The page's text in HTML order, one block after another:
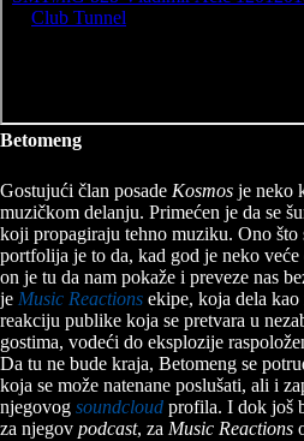
Betomeng
Gostujući član posade Kosmos je neko
muzičkom delanju. Primećen je da se
koji propagiraju tehno muziku. Ono što
portfolija je to da, kad god je neko veće
on je tu da nam pokaže i preveze nas
je Music Reactions ekipe, koja dela
reakciju publike koja se pretvara u
gostima, vodeći do eksplozije
Da tu ne bude kraja, Betomeng se
koja se može natenane poslušati, ali i
njegovog soundcloud profila. I dok još
za njegov podcast, za Music Reactions